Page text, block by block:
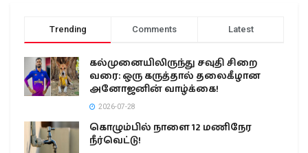
Trending Comments Latest
கல்முனையிலிருந்து சவுதி சிறை
வரை: ஒரு கருத்தால் தலைகீழான
அனோஜனின் வாழ்க்கை!
2026-07-28
கொழும்பில் நாளை 12 மணிநேர
நீர்வெட்டு!